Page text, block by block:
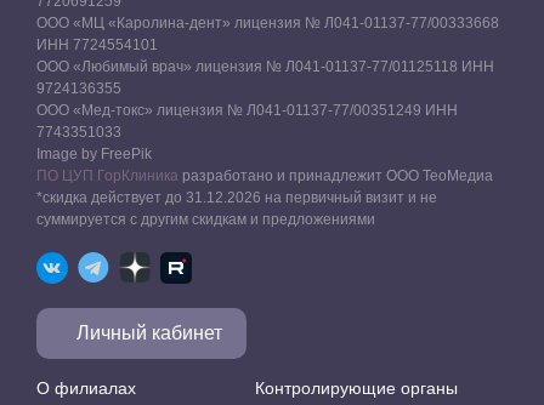
ООО «МЦ «Каролина-дент» лицензия № Л041-01137-77/00333668
ИНН 7724554101
ООО «Любимый врач» лицензия № Л041-01137-77/01125118 ИНН
9724136355
ООО «Мед-токс» лицензия № Л041-01137-77/00351249 ИНН
7743351033
Image by FreePik
ПО ЦУП ГорКлиника разработано и принадлежит ООО ТеоМедиа
*скидка действует до 31.12.2026 на первичный визит и не
суммируется с другим скидкам и предложениями
О филиалах
Контролирующие органы
Личный кабинет